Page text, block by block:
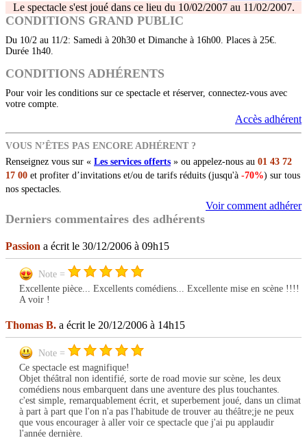
Le spectacle s'est joué dans ce lieu du 10/02/2007 au 11/02/2007.
CONDITIONS GRAND PUBLIC
Du 10/2 au 11/2: Samedi à 20h30 et Dimanche à 16h00. Places à 25€.
Durée 1h40.
CONDITIONS ADHÉRENTS
Pour voir les conditions sur ce spectacle et réserver, connectez-vous avec
votre compte.
Accès adhérent
VOUS N’ÊTES PAS ENCORE ADHÉRENT ?
Renseignez vous sur « Les services offerts » ou appelez-nous au 01 43 72
17 00 et profiter d’invitations et/ou de tarifs réduits (jusqu'à -70%) sur tous
nos spectacles.
Voir comment adhérer
Derniers commentaires des adhérents
Passion a écrit le 30/12/2006 à 09h15
Note =
Excellente pièce... Excellents comédiens... Excellente mise en scène !!!!
A voir !
Thomas B. a écrit le 20/12/2006 à 14h15
Note =
Ce spectacle est magnifique!
Objet théâtral non identifié, sorte de road movie sur scène, les deux
comédiens nous embarquent dans une aventure des plus touchantes.
c'est simple, remarquablement écrit, et superbement joué, dans un climat
à part à part que l'on n'a pas l'habitude de trouver au théâtre;je ne peux
que vous encourager à aller voir ce spectacle que j'ai pu applaudir
l'année dernière.